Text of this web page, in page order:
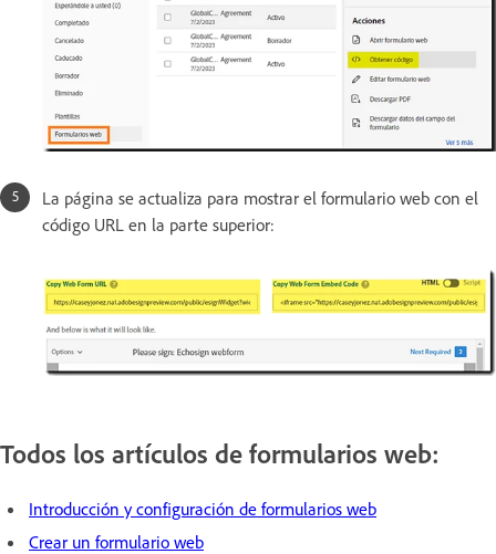
La página se actualiza para mostrar el formulario web con el
código URL en la parte superior:
Todos los artículos de formularios web:
Introducción y configuración de formularios web
Crear un formulario web